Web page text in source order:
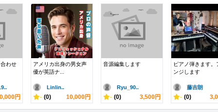
わせ
円
アメリカ出身の男女声
優が英語ナ...
Linlin..
- (0) 10,000円
音源編集します
Ryu_90..
- (0) 3,500円
ピアノ弾きます。
ンジします
藤吉朗
- (0)